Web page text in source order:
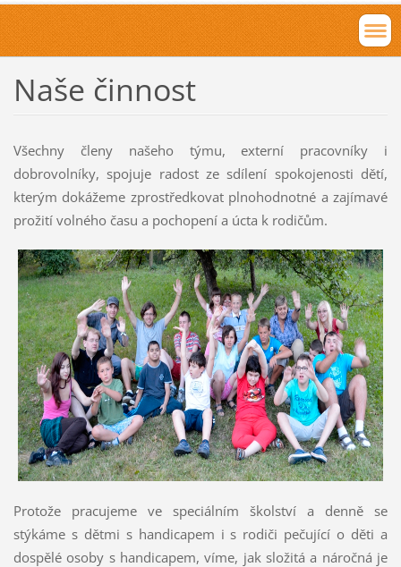
Naše činnost
Všechny členy našeho týmu, externí pracovníky i
dobrovolníky, spojuje radost ze sdílení spokojenosti dětí,
kterým dokážeme zprostředkovat plnohodnotné a zajímavé
prožití volného času a pochopení a úcta k rodičům.
Protože pracujeme ve speciálním školství a denně se
stýkáme s dětmi s handicapem i s rodiči pečující o děti a
dospělé osoby s handicapem, víme, jak složitá a náročná je